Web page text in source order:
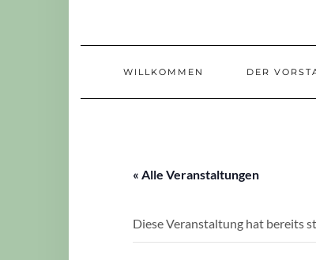
WILLKOMMEN DER
« Alle Veranstaltungen
Diese Veranstaltung hat bereits